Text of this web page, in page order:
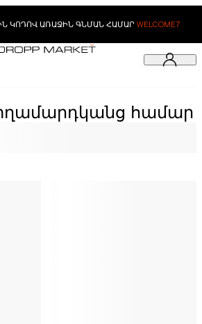
ԿՈԴՈՎ ԱՌԱՋԻՆ ԳՆՄԱՆ ՀԱՄԱՐ WELCOME7
համար